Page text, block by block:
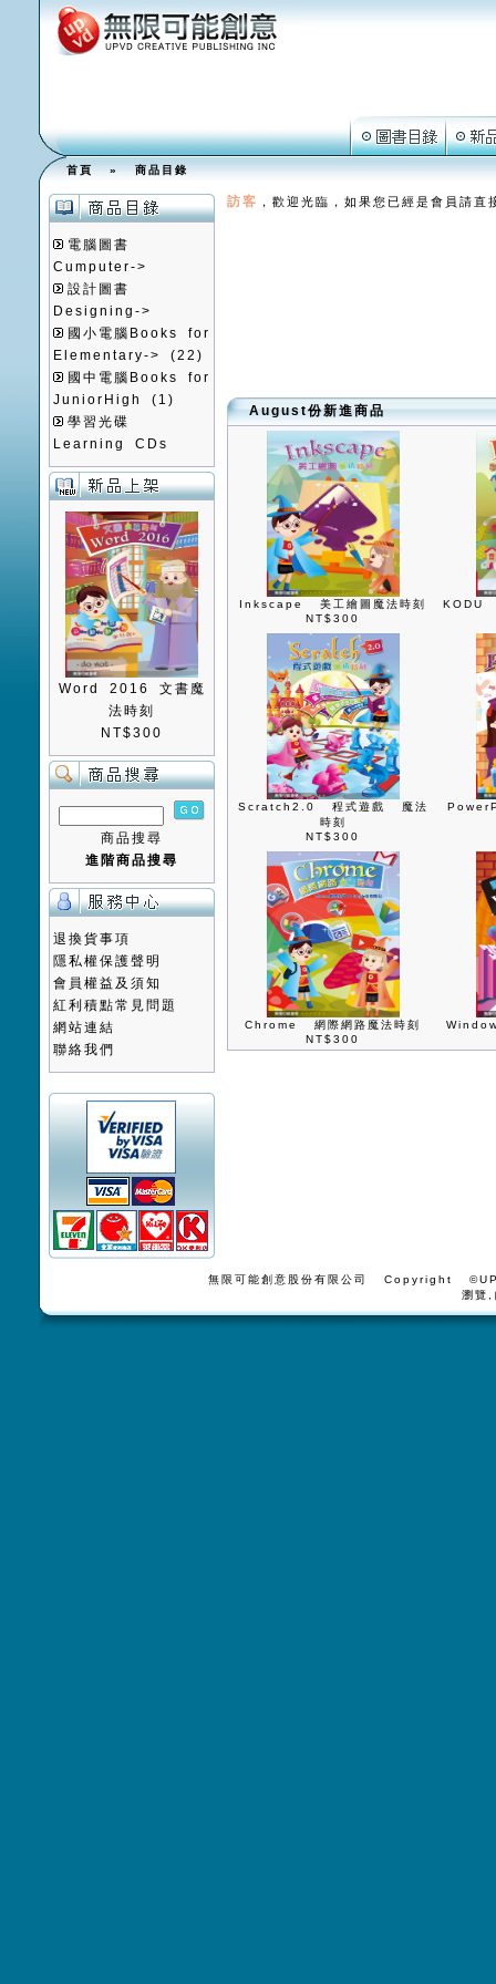
首頁»商品目錄
電腦圖書
Cumputer->
設計圖書
Designing->
國小電腦Books for
Elementary->
(22)
國中電腦Books for
JuniorHigh
(1)
學習光碟
Learning CDs
Word 2016 文書魔
法時刻
NT$300
商品搜尋
進階商品搜尋
退換貨事項
隱私權保護聲明
會員權益及須知
紅利積點常見問題
網站連結
聯絡我們
訪客 ，歡迎光臨，如果您已經是會員請直
August份新進商品
Inkscape 美工繪圖魔法時刻
NT$300
KODU
Scratch2.0 程式遊戲 魔法
時刻
NT$300
Chrome 網際網路魔法時刻
NT$300
無限可能創意股份有限公司 Copyright
瀏